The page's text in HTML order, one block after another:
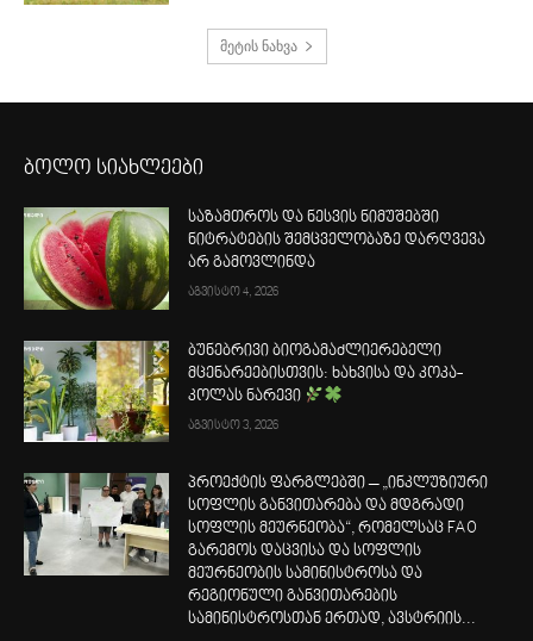
მეტის ნახვა
ბოლო სიახლეები
საზამთროს და ნესვის ნიმუშებში
ნიტრატების შემცველობაზე დარღვევა
არ გამოვლინდა
აგვისტო 4, 2026
ბუნებრივი ბიოგამაძლიერებელი
მცენარეებისთვის: ხახვისა და კოკა-
კოლას ნარევი
აგვისტო 3, 2026
პროექტის ფარგლებში – „ინკლუზიური
სოფლის განვითარება და მდგრადი
სოფლის მეურნეობა“, რომელსაც FAO
გარემოს დაცვისა და სოფლის
მეურნეობის სამინისტროსა და
რეგიონული განვითარების
სამინისტროსთან ერთად, ავსტრიის...